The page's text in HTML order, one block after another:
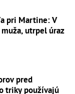
pri Martine: V
utrpel úraz
pred
triky používajú